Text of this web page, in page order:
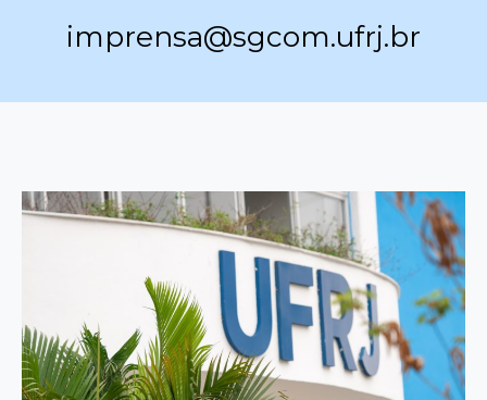
imprensa@sgcom.ufrj.br